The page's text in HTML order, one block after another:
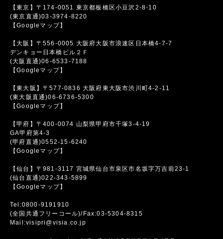
【東京】〒174-0051 東京都板橋区小豆沢2-8-10
(東京直通)03-3974-8220
【Googleマップ】
【大阪】〒556-0005 大阪府大阪市浪速区日本橋4-7-7
デンキョー日本橋ビル２Ｆ
(大阪直通)06-6533-7188
【Googleマップ】
【東大阪】〒577-0836 大阪府東大阪市渋川町4-2-11
(東大阪直通)06-6736-5300
【Googleマップ】
【甲府】〒400-0074 山梨県甲府市千塚3-4-19
GA甲府第4-3
(甲府直通)0552-15-6240
【Googleマップ】
【仙台】〒981-3117 宮城県仙台市泉区市名坂字万吉前23-1
(仙台直通)022-343-5899
【Googleマップ】
Tel:0800-9191910
(全国共通フリーコール)/Fax:03-5304-8315
Mail:visipri@visia.co.jp